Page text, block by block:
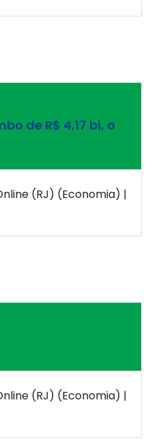
de R$ 4,17 bi, o
(RJ) (Economia) |
(RJ) (Economia) |